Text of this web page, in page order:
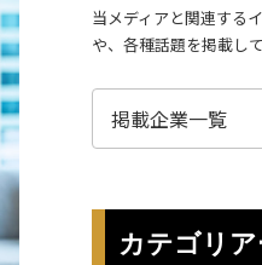
社外取締役の肖像
有識者の視点
当メディアと関連する
や、各種話題を掲載して
掲載企業一覧
カテゴリ